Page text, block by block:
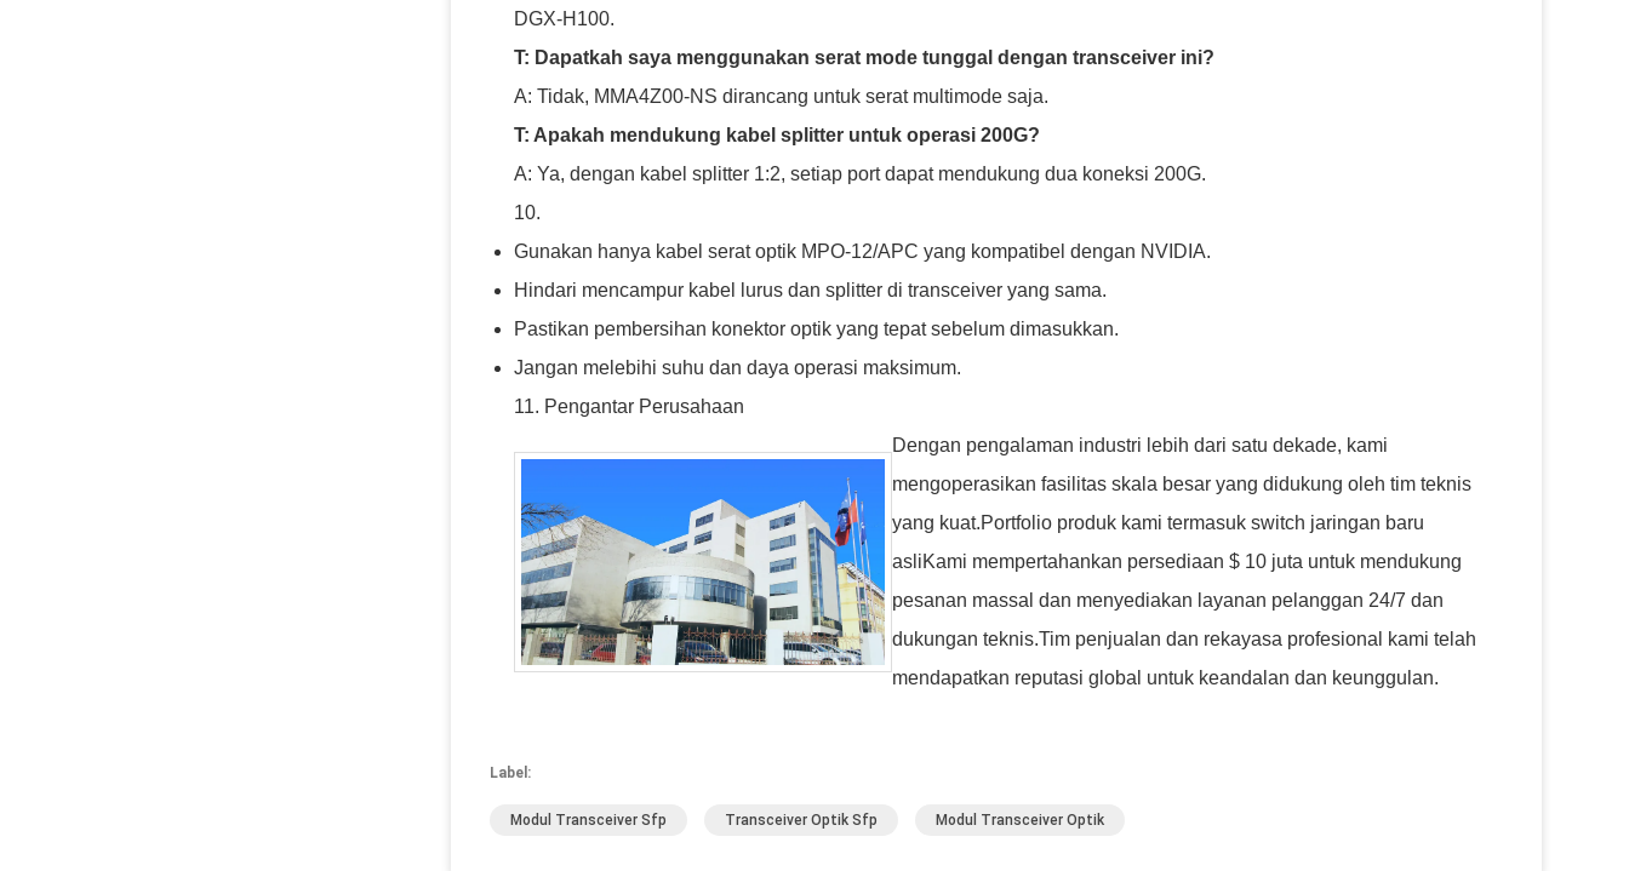
DGX-H100.
T: Dapatkah saya menggunakan serat mode tunggal dengan transceiver ini?
A: Tidak, MMA4Z00-NS dirancang untuk serat multimode saja.
T: Apakah mendukung kabel splitter untuk operasi 200G?
A: Ya, dengan kabel splitter 1:2, setiap port dapat mendukung dua koneksi 200G.
10.
Gunakan hanya kabel serat optik MPO-12/APC yang kompatibel dengan NVIDIA.
Hindari mencampur kabel lurus dan splitter di transceiver yang sama.
Pastikan pembersihan konektor optik yang tepat sebelum dimasukkan.
Jangan melebihi suhu dan daya operasi maksimum.
11. Pengantar Perusahaan
Dengan pengalaman industri lebih dari satu dekade, kami
mengoperasikan fasilitas skala besar yang didukung oleh tim teknis
yang kuat.Portfolio produk kami termasuk switch jaringan baru
asliKami mempertahankan persediaan $ 10 juta untuk mendukung
pesanan massal dan menyediakan layanan pelanggan 24/7 dan
dukungan teknis.Tim penjualan dan rekayasa profesional kami telah
mendapatkan reputasi global untuk keandalan dan keunggulan.
Label:
Modul Transceiver Sfp Transceiver Optik Sfp Modul Transceiver Optik